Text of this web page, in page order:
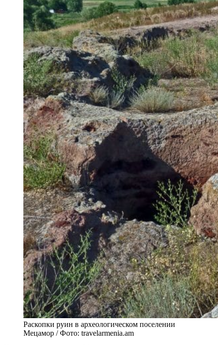
Раскопки руин в археологическом поселении
Мецамор / Фото: travelarmenia.am